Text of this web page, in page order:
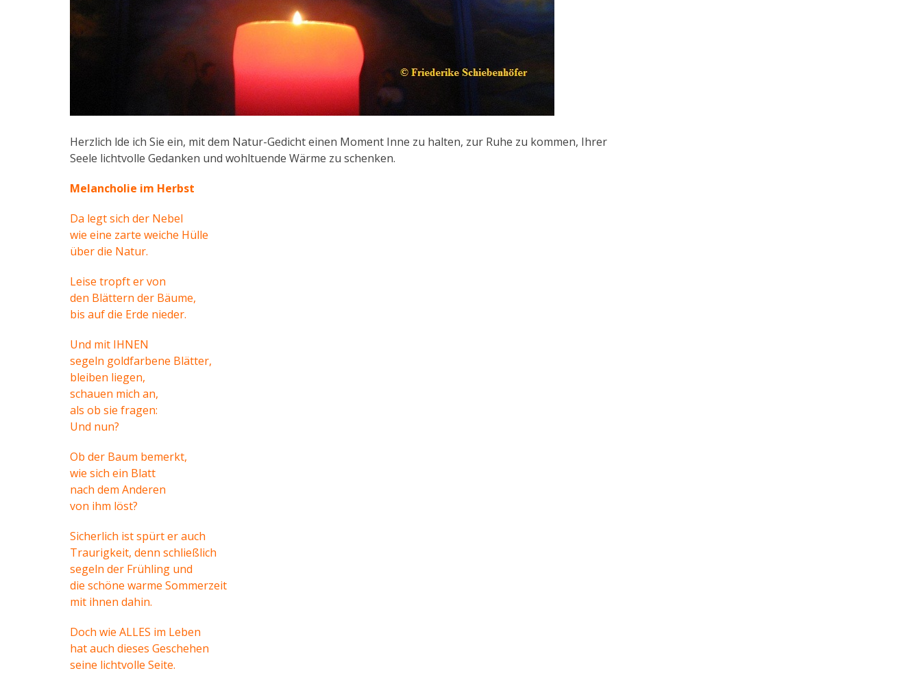
Herzlich lde ich Sie ein, mit dem Natur-Gedicht einen Moment Inne zu halten, zur Ruhe zu kommen, Ihrer
Seele lichtvolle Gedanken und wohltuende Wärme zu schenken.
Melancholie im Herbst
Da legt sich der Nebel
wie eine zarte weiche Hülle
über die Natur.
Leise tropft er von
den Blättern der Bäume,
bis auf die Erde nieder.
Und mit IHNEN
segeln goldfarbene Blätter,
bleiben liegen,
schauen mich an,
als ob sie fragen:
Und nun?
Ob der Baum bemerkt,
wie sich ein Blatt
nach dem Anderen
von ihm löst?
Sicherlich ist spürt er auch
Traurigkeit, denn schließlich
segeln der Frühling und
die schöne warme Sommerzeit
mit ihnen dahin.
Doch wie ALLES im Leben
hat auch dieses Geschehen
seine lichtvolle Seite.